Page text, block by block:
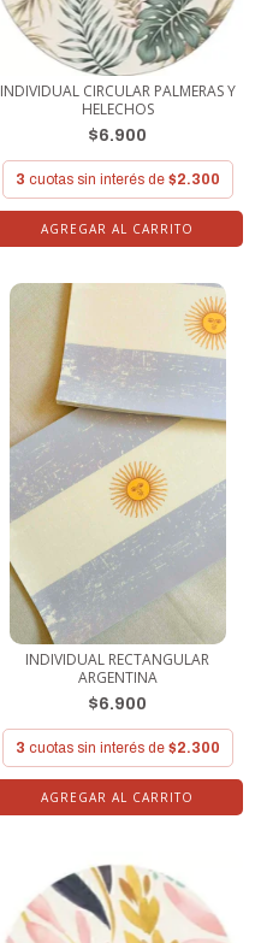
INDIVIDUAL CIRCULAR PALMERAS Y
HELECHOS
$6.900
3 cuotas sin interés de $2.300
INDIVIDUAL RECTANGULAR
ARGENTINA
$6.900
3 cuotas sin interés de $2.300